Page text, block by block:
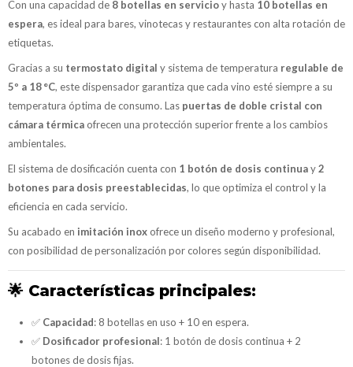
Con una capacidad de 8 botellas en servicioy hasta 10 botellas en
espera, es ideal para bares, vinotecas y restaurantes con alta rotación de
etiquetas.
Gracias a su termostato digital y sistema de temperatura regulable de
5º a 18 °C, este dispensador garantiza que cada vino esté siempre a su
temperatura óptima de consumo. Las puertas de doble cristal con
cámara térmica ofrecen una protección superior frente a los cambios
ambientales.
El sistema de dosificación cuenta con 1 botón de dosis continuay2
botones para dosis preestablecidas, lo que optimiza el control y la
eficiencia en cada servicio.
Su acabado en imitación inox ofrece un diseño moderno y profesional,
con posibilidad de personalización por colores según disponibilidad.
🌟 Características principales:
✅ Capacidad: 8 botellas en uso + 10 en espera.
✅ Dosificador profesional: 1 botón de dosis continua + 2
botones de dosis fijas.